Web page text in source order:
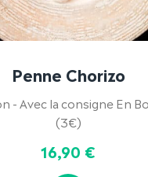
Penne Chorizo
- Avec la consigne En
(3€)
16,90 €